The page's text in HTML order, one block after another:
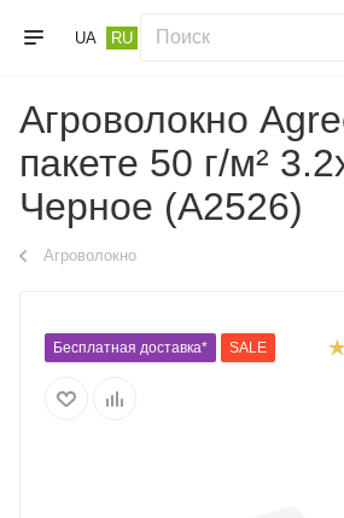
UA RU
Агроволокно
пакете 50 г/м²
Черное (A2526)
Агроволокно
Бесплатная доставка* SALE